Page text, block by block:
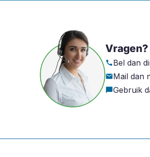
Vragen?
callBel dan
mailMail dan
chat_bubbleGebruik